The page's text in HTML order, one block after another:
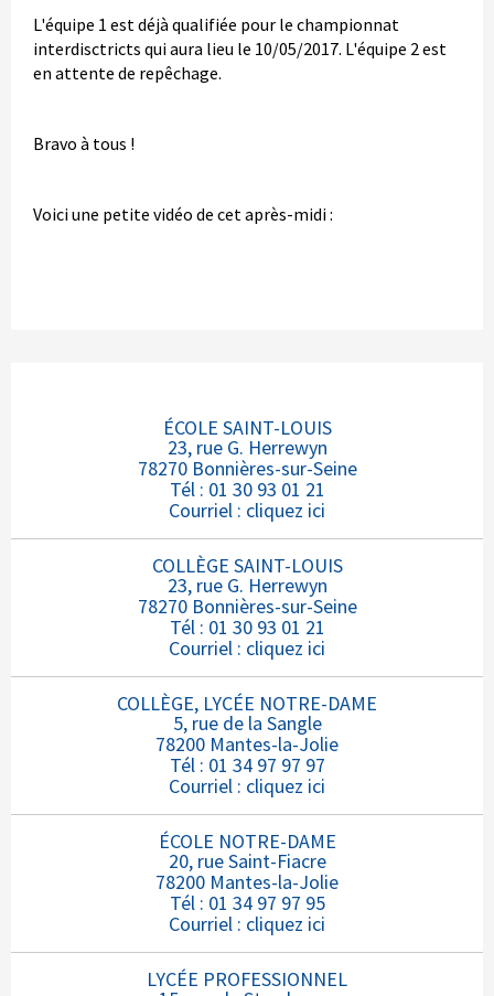
L'équipe 1 est déjà qualifiée pour le championnat
interdisctricts qui aura lieu le 10/05/2017. L'équipe 2 est
en attente de repêchage.
Bravo à tous !
Voici une petite vidéo de cet après-midi :
ÉCOLE SAINT-LOUIS
23, rue G. Herrewyn
78270 Bonnières-sur-Seine
Tél : 01 30 93 01 21
Courriel : cliquez ici
COLLÈGE SAINT-LOUIS
23, rue G. Herrewyn
78270 Bonnières-sur-Seine
Tél : 01 30 93 01 21
Courriel : cliquez ici
COLLÈGE, LYCÉE NOTRE-DAME
5, rue de la Sangle
78200 Mantes-la-Jolie
Tél : 01 34 97 97 97
Courriel : cliquez ici
ÉCOLE NOTRE-DAME
20, rue Saint-Fiacre
78200 Mantes-la-Jolie
Tél : 01 34 97 97 95
Courriel : cliquez ici
LYCÉE PROFESSIONNEL